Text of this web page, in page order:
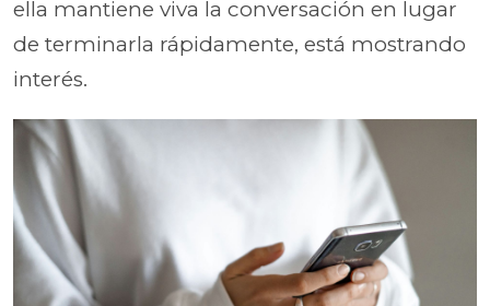
ella mantiene viva la conversación en lugar
de terminarla rápidamente, está mostrando
interés.